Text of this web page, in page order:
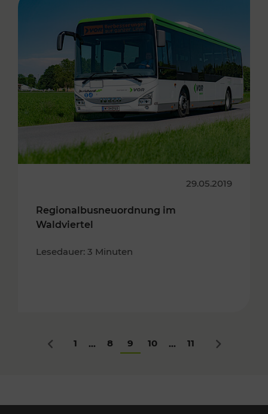
29.05.2019
Regionalbusneuordnung im
Waldviertel
Lesedauer: 3 Minuten
Zurück
1 ... 8 9 10 ... 11 Nächstes